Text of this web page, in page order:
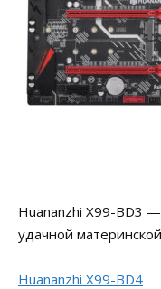
Huananzhi X99-BD3
удачной
Huananzhi X99-BD4